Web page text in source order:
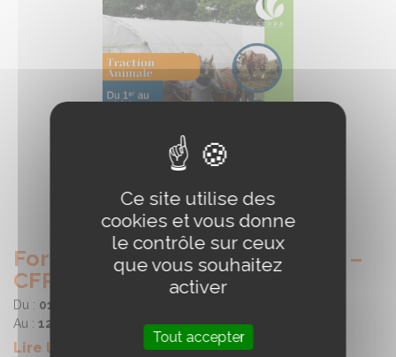
Formation en traction animale –
CFPPA de Kernilien
Du : 01/06/2026
Au : 12/06/2026
Lire la suite
Ce site utilise des
cookies et vous donne
le contrôle sur ceux
que vous souhaitez
activer
Tout accepter